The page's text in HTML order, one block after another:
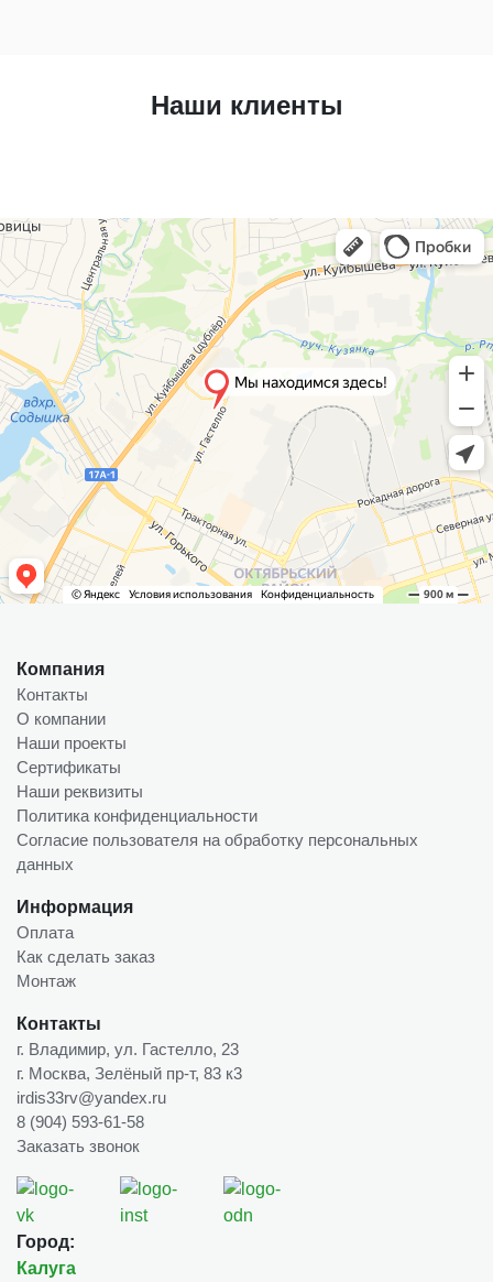
Наши клиенты
Компания
Контакты
О компании
Наши проекты
Сертификаты
Наши реквизиты
Политика конфиденциальности
Согласие пользователя на обработку персональных
данных
Информация
Оплата
Как сделать заказ
Монтаж
Контакты
г. Владимир, ул. Гастелло, 23
г. Москва, Зелёный пр-т, 83 к3
irdis33rv@yandex.ru
8 (904) 593-61-58
Заказать звонок
Город:
Калуга